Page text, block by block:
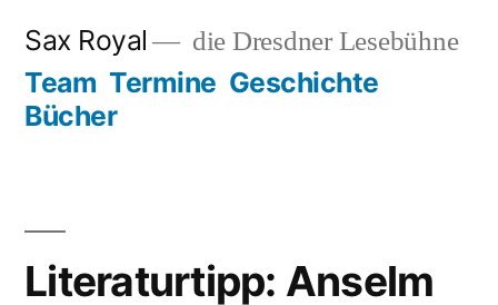
springen
Sax Royal die Dresdner Lesebühne
Team Termine Geschichte
Bücher
Literaturtipp: Anselm